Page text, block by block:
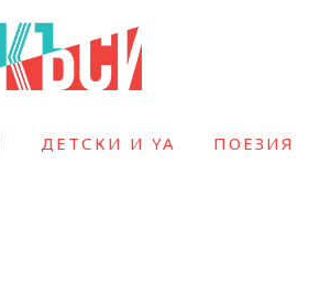
ДЕТСКИ И YA ПОЕЗИЯ